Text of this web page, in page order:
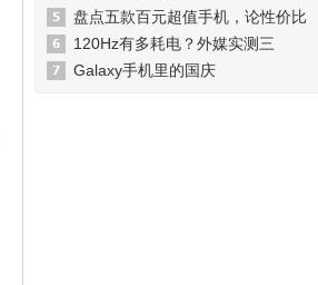
盘点五款百元超值手机，论性价比
120Hz有多耗电？外媒实测三
Galaxy手机里的国庆